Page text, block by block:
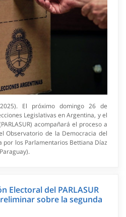
2025). El próximo domingo 26 de
Legislativas en Argentina, y el
acompañará el proceso a
Observatorio de la Democracia del
por los Parlamentarios Bettiana Díaz
Electoral del PARLASUR
sobre la segunda